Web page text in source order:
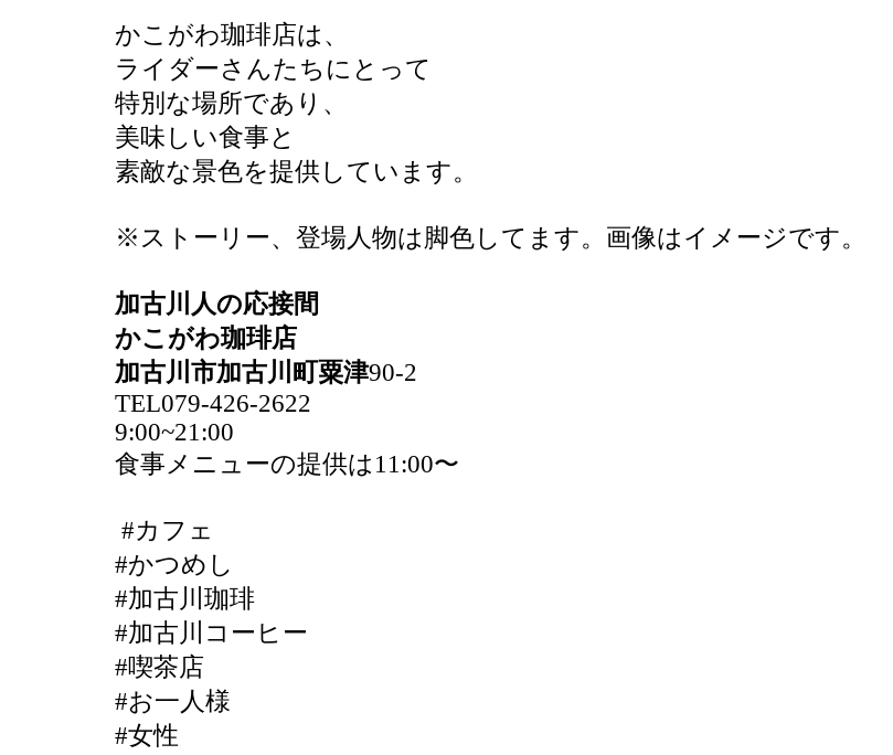
かこがわ珈琲店は、
ライダーさんたちにとって
特別な場所であり、
美味しい食事と
素敵な景色を提供しています。
※ストーリー、登場人物は脚色してます。画像はイメージです。
加古川人の応接間
かこがわ珈琲店
加古川市加古川町粟津90-2
TEL079-426-2622
9:00~21:00
食事メニューの提供は11:00〜
#カフェ
#かつめし
#加古川珈琲
#加古川コーヒー
#喫茶店
#お一人様
#女性